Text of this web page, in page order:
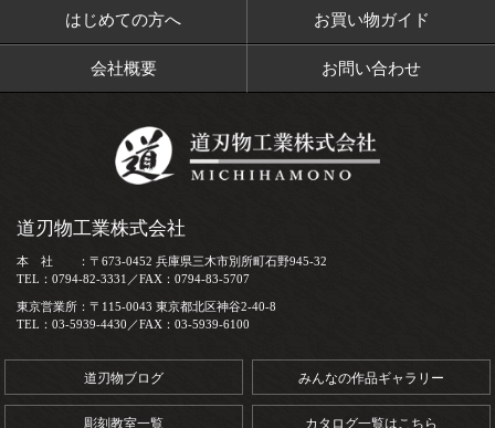
はじめての方へ お買い物ガイド
会社概要 お問い合わせ
道刃物工業株式会社
本 社 ：〒673-0452 兵庫県三木市別所町石野945-32
TEL：0794-82-3331／FAX：0794-83-5707
東京営業所：〒115-0043 東京都北区神谷2-40-8
TEL：03-5939-4430／FAX：03-5939-6100
道刃物ブログ みんなの作品ギャラリー
彫刻教室一覧 カタログ一覧はこちら